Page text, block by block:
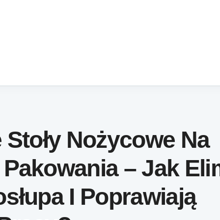
Nożycowe Na
– Jak
I Poprawiają